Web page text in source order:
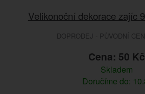
Velikonoční dekorace zajíc
DOPRODEJ - PŮVODNÍ
Cena: 50 Kč
Skladem
Doručíme do: